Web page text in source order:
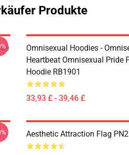
Produkte
Omnisexual Hoodies -
Heartbeat Omnisexual Pride
Hoodie RB1901
33,93 £ - 39,46 £
Aesthetic Attraction Flag